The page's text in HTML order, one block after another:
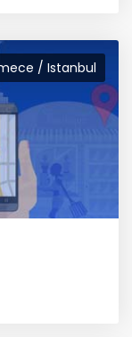
/ Istanbul